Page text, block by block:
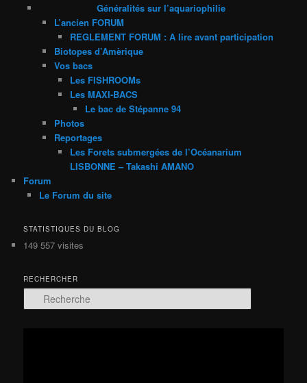
Généralités sur l’aquariophilie
L’ancien FORUM
REGLEMENT FORUM : A lire avant participation
Biotopes d’Amèrique
Vos bacs
Les FISHROOMs
Les MAXI-BACS
Le bac de Stépanne 94
Photos
Reportages
Les Forets submergées de l’Océanarium
LISBONNE – Takashi AMANO
Forum
Le Forum du site
STATISTIQUES DU BLOG
149 557 visites
RECHERCHER
e